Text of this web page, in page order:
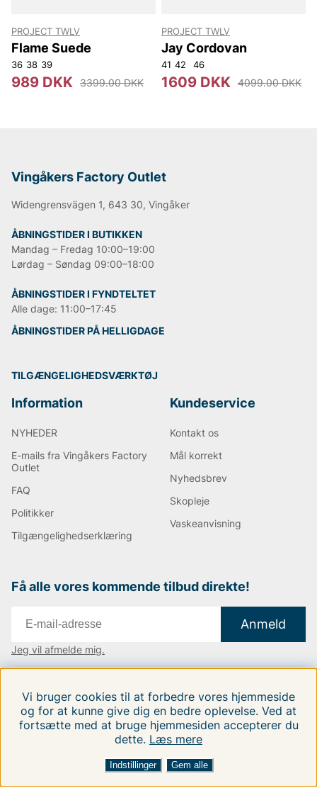
FILTRERA EFTER SORTER EFTER:
PROJECT TWLV
Flame Suede
36 38 39
989 DKK 3399.00 DKK
PROJECT TWLV
Jay Cordovan
41 42 46
1609 DKK 4099.00 DKK
Vingåkers Factory Outlet
Widengrensvägen 1, 643 30, Vingåker
ÅBNINGSTIDER I BUTIKKEN
Mandag – Fredag 10:00–19:00
Lørdag – Søndag 09:00–18:00
ÅBNINGSTIDER I FYNDTELTET
Alle dage: 11:00–17:45
ÅBNINGSTIDER PÅ HELLIGDAGE
TILGÆNGELIGHEDSVÆRKTØJ
Information
NYHEDER
E-mails fra Vingåkers Factory
Outlet
FAQ
Politikker
Tilgængelighedserklæring
Kundeservice
Kontakt os
Mål korrekt
Nyhedsbrev
Skopleje
Vaskeanvisning
Få alle vores kommende tilbud direkte!
Anmeld
Jeg vil afmelde mig.
Følg os på vores sociale medier.
Vi bruger cookies til at forbedre vores hjemmeside
og for at kunne give dig en bedre oplevelse. Ved at
fortsætte med at bruge hjemmesiden accepterer du
dette. Læs mere
Indstillinger Gem alle